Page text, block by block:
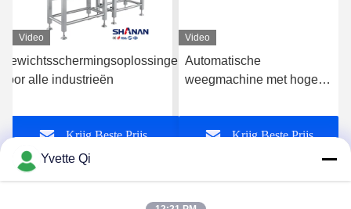
Video
Gewichtsschermingsoplossingen
voor alle industrieën
Krijg Beste Prijs
Video
Automatische
weegmachine met hoge
Krijg Beste Prijs
Yvette Qi